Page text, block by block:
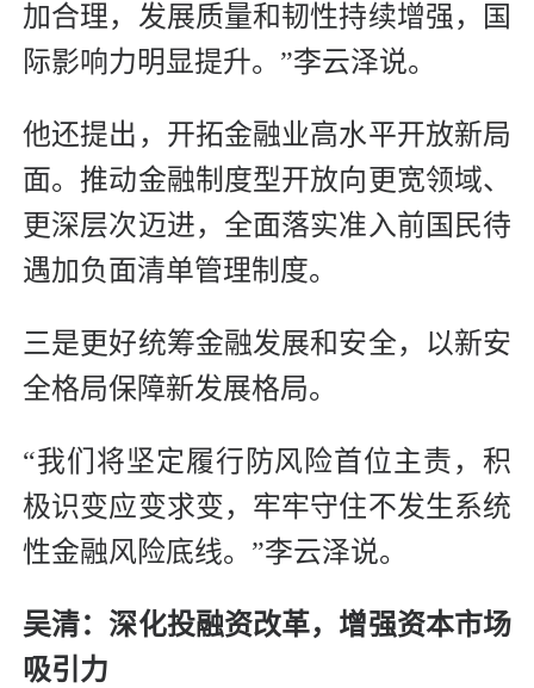
加合理，发展质量和韧性持续增强，国
际影响力明显提升。”李云泽说。
他还提出，开拓金融业高水平开放新局
面。推动金融制度型开放向更宽领域、
更深层次迈进，全面落实准入前国民待
遇加负面清单管理制度。
三是更好统筹金融发展和安全，以新安
全格局保障新发展格局。
“我们将坚定履行防风险首位主责，积
极识变应变求变，牢牢守住不发生系统
性金融风险底线。”李云泽说。
吴清：深化投融资改革，增强资本市场
吸引力